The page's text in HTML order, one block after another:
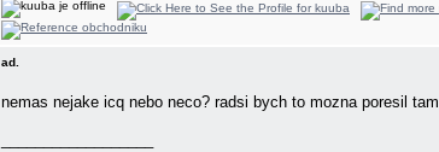
ad.
nemas nejake icq nebo neco? radsi bych to mozna poresil tam